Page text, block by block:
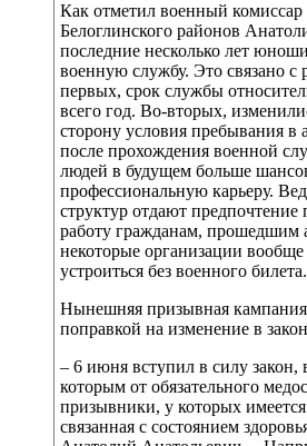
Как отметил военный
Белоглинского районов
последние несколько лет
военную службу. Это связано
первых, срок службы
всего год. Во-вторых,
сторону условия пребывания в
после прохождения военной
людей в будущем больше
профессиональную карьеру.
структур отдают
работу гражданам,
некоторые организации
устроиться без военного билета.
Нынешняя призывная кампания
поправкой на изменение в
– 6 июня вступил в силу закон,
которым от обязательного
призывники, у которых
связанная с состоянием